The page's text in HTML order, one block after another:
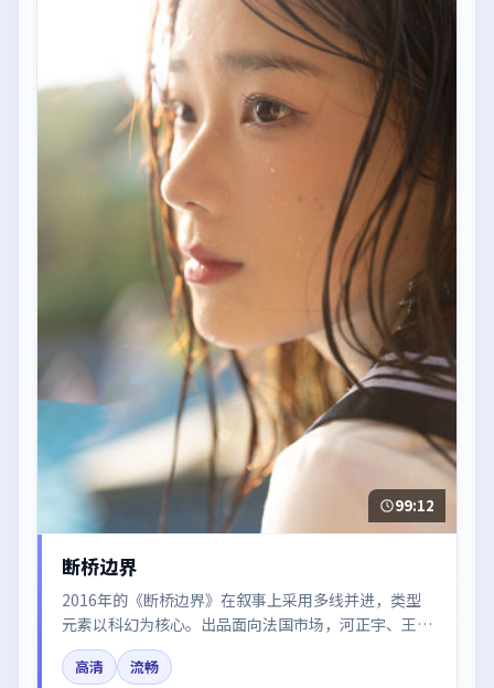
99:12
断桥边界
2016年的《断桥边界》在叙事上采用多线并进，类型
元素以科幻为核心。出品面向法国市场，河正宇、王景
春、秦海璐、廖凡、朱一龙所饰角色推动关键反转，结
尾留白引发讨论。
高清
流畅